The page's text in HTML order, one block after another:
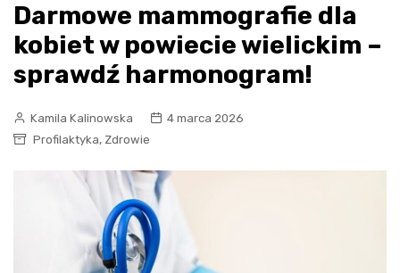
Darmowe mammografie dla
kobiet w powiecie wielickim –
sprawdź harmonogram!
Kamila Kalinowska
4 marca 2026
Profilaktyka, Zdrowie